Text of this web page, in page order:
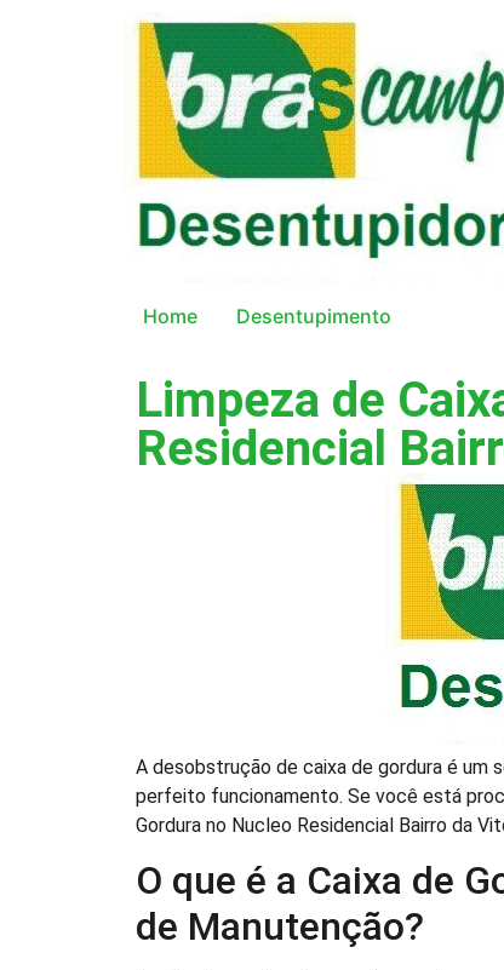
Home Desentupimento
Limpeza de
Residencial
A desobstrução de caixa de gordura é um
perfeito funcionamento. Se você está
Gordura no Nucleo Residencial Bairro da
O que é a Caixa de
de Manutenção?